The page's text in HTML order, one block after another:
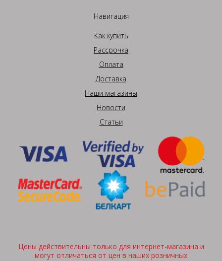
Навигация
Как купить
Рассрочка
Оплата
Доставка
Наши магазины
Новости
Статьи
Цены действительны только для интернет-магазина и
могут отличаться от цен в наших розничных